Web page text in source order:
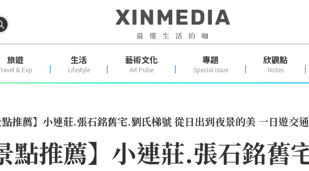
旅遊
& Exp
生活
Lifestyle
藝術文化
Art Pulse
專題
Special Issue
欣觀點
Notes
點推薦】小連莊.張石銘舊宅.劉氏梯號 從日出到夜景的美 一日遊交
點推薦】小連莊.張石銘舊